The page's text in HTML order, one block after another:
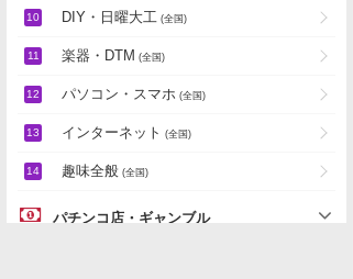
DIY・日曜大工 (全国)
楽器・DTM (全国)
パソコン・スマホ (全国)
インターネット (全国)
趣味全般 (全国)
パチンコ店・ギャンブル